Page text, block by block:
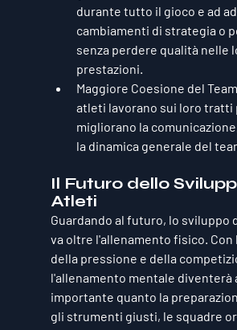
durante tutto il gioco e ad
cambiamenti di strategia o
senza perdere qualità nelle
prestazioni.
Maggiore Coesione del
atleti lavorano sui loro tratti
migliorano la
la dinamica generale del
Il Futuro dello
Atleti
Guardando al futuro, lo sviluppo
va oltre l'allenamento fisico. Con
della pressione e della
l'allenamento mentale diventerà
importante quanto la
gli strumenti giusti, le squadre